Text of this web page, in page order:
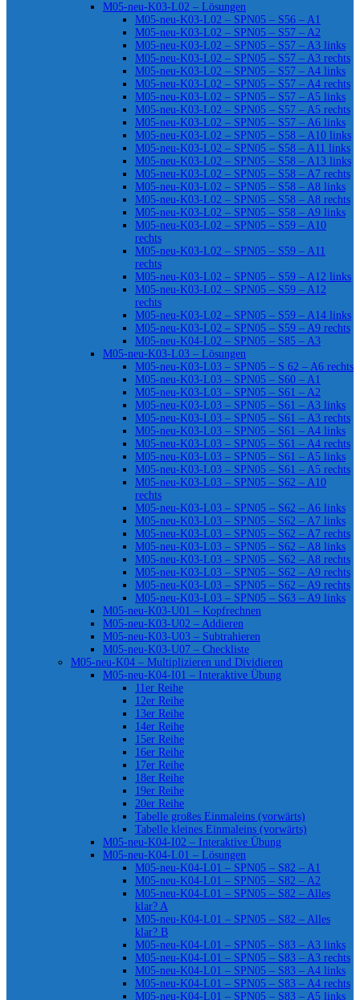
M05-neu-K03-L02 – Lösungen
M05-neu-K03-L02 – SPN05 – S56 – A1
M05-neu-K03-L02 – SPN05 – S57 – A2
M05-neu-K03-L02 – SPN05 – S57 – A3 links
M05-neu-K03-L02 – SPN05 – S57 – A3 rechts
M05-neu-K03-L02 – SPN05 – S57 – A4 links
M05-neu-K03-L02 – SPN05 – S57 – A4 rechts
M05-neu-K03-L02 – SPN05 – S57 – A5 links
M05-neu-K03-L02 – SPN05 – S57 – A5 rechts
M05-neu-K03-L02 – SPN05 – S57 – A6 links
M05-neu-K03-L02 – SPN05 – S58 – A10 links
M05-neu-K03-L02 – SPN05 – S58 – A11 links
M05-neu-K03-L02 – SPN05 – S58 – A13 links
M05-neu-K03-L02 – SPN05 – S58 – A7 rechts
M05-neu-K03-L02 – SPN05 – S58 – A8 links
M05-neu-K03-L02 – SPN05 – S58 – A8 rechts
M05-neu-K03-L02 – SPN05 – S58 – A9 links
M05-neu-K03-L02 – SPN05 – S59 – A10
rechts
M05-neu-K03-L02 – SPN05 – S59 – A11
rechts
M05-neu-K03-L02 – SPN05 – S59 – A12 links
M05-neu-K03-L02 – SPN05 – S59 – A12
rechts
M05-neu-K03-L02 – SPN05 – S59 – A14 links
M05-neu-K03-L02 – SPN05 – S59 – A9 rechts
M05-neu-K04-L02 – SPN05 – S85 – A3
M05-neu-K03-L03 – Lösungen
M05-neu-K03-L03 – SPN05 – S 62 – A6 rechts
M05-neu-K03-L03 – SPN05 – S60 – A1
M05-neu-K03-L03 – SPN05 – S61 – A2
M05-neu-K03-L03 – SPN05 – S61 – A3 links
M05-neu-K03-L03 – SPN05 – S61 – A3 rechts
M05-neu-K03-L03 – SPN05 – S61 – A4 links
M05-neu-K03-L03 – SPN05 – S61 – A4 rechts
M05-neu-K03-L03 – SPN05 – S61 – A5 links
M05-neu-K03-L03 – SPN05 – S61 – A5 rechts
M05-neu-K03-L03 – SPN05 – S62 – A10
rechts
M05-neu-K03-L03 – SPN05 – S62 – A6 links
M05-neu-K03-L03 – SPN05 – S62 – A7 links
M05-neu-K03-L03 – SPN05 – S62 – A7 rechts
M05-neu-K03-L03 – SPN05 – S62 – A8 links
M05-neu-K03-L03 – SPN05 – S62 – A8 rechts
M05-neu-K03-L03 – SPN05 – S62 – A9 rechts
M05-neu-K03-L03 – SPN05 – S62 – A9 rechts
M05-neu-K03-L03 – SPN05 – S63 – A9 links
M05-neu-K03-U01 – Kopfrechnen
M05-neu-K03-U02 – Addieren
M05-neu-K03-U03 – Subtrahieren
M05-neu-K03-U07 – Checkliste
M05-neu-K04 – Multiplizieren und Dividieren
M05-neu-K04-I01 – Interaktive Übung
11er Reihe
12er Reihe
13er Reihe
14er Reihe
15er Reihe
16er Reihe
17er Reihe
18er Reihe
19er Reihe
20er Reihe
Tabelle großes Einmaleins (vorwärts)
Tabelle kleines Einmaleins (vorwärts)
M05-neu-K04-I02 – Interaktive Übung
M05-neu-K04-L01 – Lösungen
M05-neu-K04-L01 – SPN05 – S82 – A1
M05-neu-K04-L01 – SPN05 – S82 – A2
M05-neu-K04-L01 – SPN05 – S82 – Alles
klar? A
M05-neu-K04-L01 – SPN05 – S82 – Alles
klar? B
M05-neu-K04-L01 – SPN05 – S83 – A3 links
M05-neu-K04-L01 – SPN05 – S83 – A3 rechts
M05-neu-K04-L01 – SPN05 – S83 – A4 links
M05-neu-K04-L01 – SPN05 – S83 – A4 rechts
M05-neu-K04-L01 – SPN05 – S83 – A5 links